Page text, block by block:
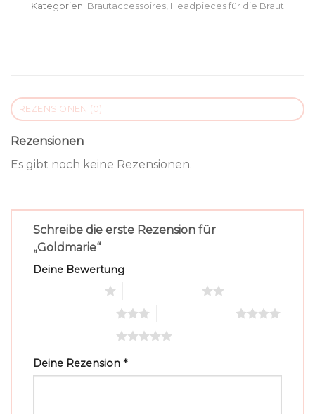
Kategorien: Brautaccessoires, Headpieces für die Braut
REZENSIONEN (0)
Rezensionen
Es gibt noch keine Rezensionen.
Schreibe die erste Rezension für
„Goldmarie“
Deine Bewertung
Deine Rezension *